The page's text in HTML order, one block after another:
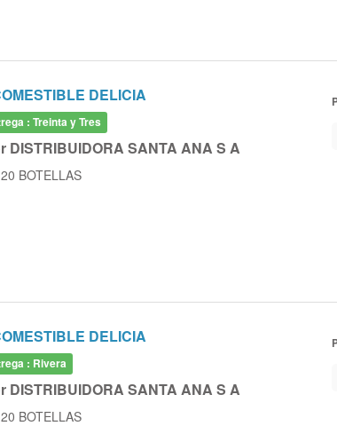
DELICIA
: Treinta y Tres
DISTRIBUIDORA SANTA ANA S A
BOTELLAS
DELICIA
: Rivera
DISTRIBUIDORA SANTA ANA S A
BOTELLAS